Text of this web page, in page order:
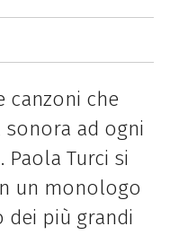
che
ad ogni
Turci si
un monologo
più grandi